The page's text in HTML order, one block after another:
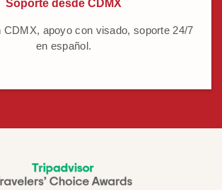
Soporte desde CDMX
CDMX, apoyo con visado, soporte 24/7
en español.